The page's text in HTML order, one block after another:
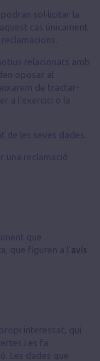
sol·licitar la
cas únicament
relacionats amb
oposar al
de tractar-
a l'exercici o la
les seves dades.
una reclamació
que
que figuren a l'avís
interessat, qui
i es fa
Les dades que